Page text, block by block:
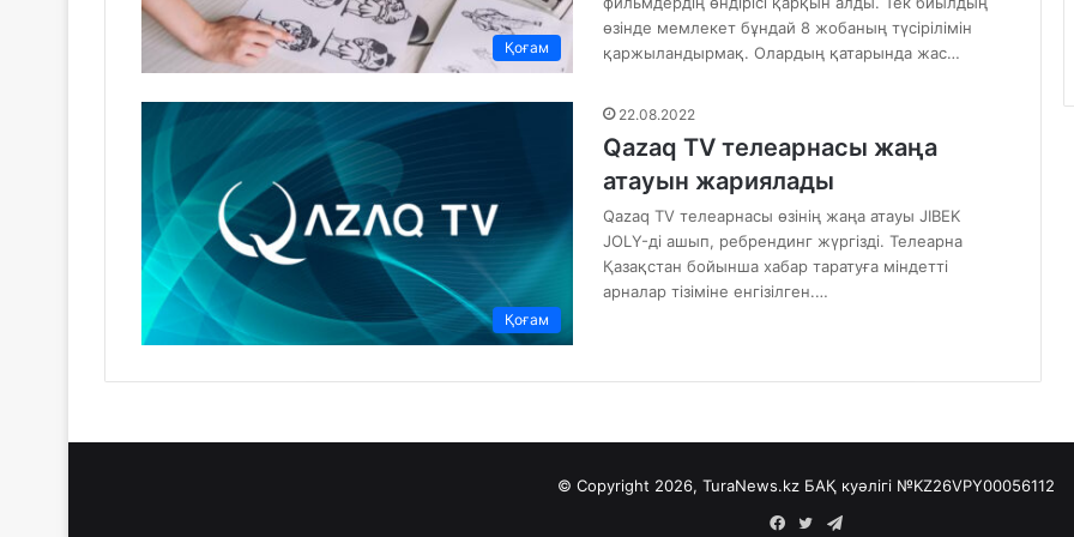
Қоғам
өзінде мемлекет бұндай 8 жобаның түсірілімін
қаржыландырмақ. Олардың қатарында жас…
Қоғам
22.08.2022
Qazaq TV телеарнасы жаңа
атауын жариялады
Qazaq TV телеарнасы өзінің жаңа атауы JIBEK
JOLY-ді ашып, ребрендинг жүргізді. Телеарна
Қазақстан бойынша хабар таратуға міндетті
арналар тізіміне енгізілген.…
© Copyright 2026, TuraNews.kz БАҚ куәлігі №KZ26VPY00056112
Facebook
TwitterTelegram